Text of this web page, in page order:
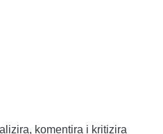
komentira i kritizira